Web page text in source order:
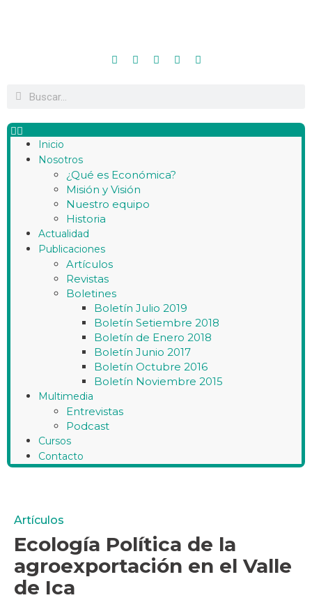
Inicio
Nosotros
¿Qué es Económica?
Misión y Visión
Nuestro equipo
Historia
Actualidad
Publicaciones
Artículos
Revistas
Boletines
Boletín Julio 2019
Boletín Setiembre 2018
Boletín de Enero 2018
Boletín Junio 2017
Boletín Octubre 2016
Boletín Noviembre 2015
Multimedia
Entrevistas
Podcast
Cursos
Contacto
Artículos
Ecología Política de la
agroexportación en el Valle
de Ica